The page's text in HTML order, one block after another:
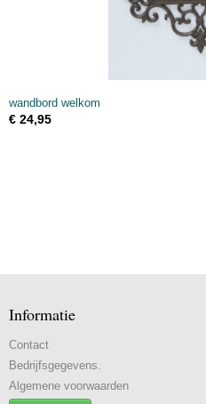
wandbord welkom
€ 24,95
Informatie
Contact
Bedrijfsgegevens.
Algemene voorwaarden